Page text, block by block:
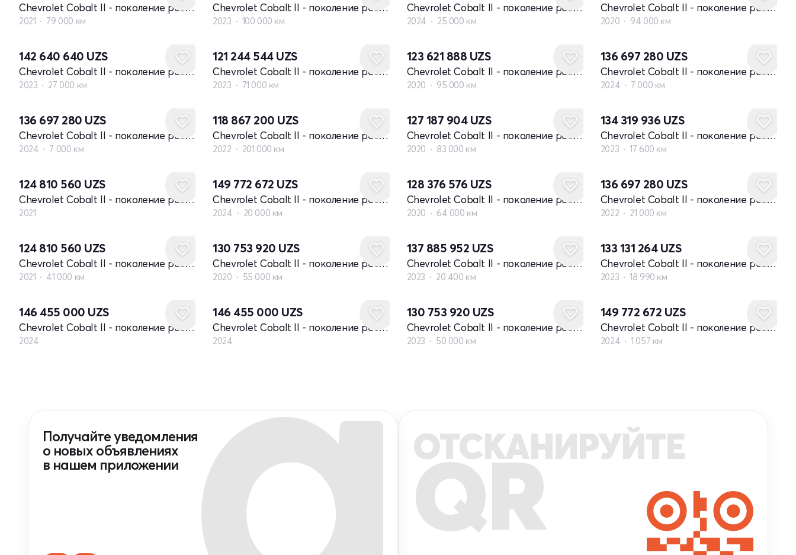
Chevrolet Cobalt II - поколение рестайлинг
2021 79 000 км
Chevrolet Cobalt II - поколение рестайлинг
2023 100 000 км
Chevrolet Cobalt II - поколение рестайлинг
2024 25 000 км
Chevrolet Cobalt II - поколение рестайлинг
2020 94 000 км
142 640 640 UZS
Chevrolet Cobalt II - поколение рестайлинг
2023 27 000 км
121 244 544 UZS
Chevrolet Cobalt II - поколение рестайлинг
2023 71 000 км
123 621 888 UZS
Chevrolet Cobalt II - поколение рестайлинг
2020 95 000 км
136 697 280 UZS
Chevrolet Cobalt II - поколение рестайлинг
2024 7 000 км
136 697 280 UZS
Chevrolet Cobalt II - поколение рестайлинг
2024 7 000 км
118 867 200 UZS
Chevrolet Cobalt II - поколение рестайлинг
2022 201 000 км
127 187 904 UZS
Chevrolet Cobalt II - поколение рестайлинг
2020 83 000 км
134 319 936 UZS
Chevrolet Cobalt II - поколение рестайлинг
2023 17 600 км
124 810 560 UZS
Chevrolet Cobalt II - поколение рестайлинг
2021
149 772 672 UZS
Chevrolet Cobalt II - поколение рестайлинг
2024 20 000 км
128 376 576 UZS
Chevrolet Cobalt II - поколение рестайлинг
2020 64 000 км
136 697 280 UZS
Chevrolet Cobalt II - поколение рестайлинг
2022 21 000 км
124 810 560 UZS
Chevrolet Cobalt II - поколение рестайлинг
2021 41 000 км
130 753 920 UZS
Chevrolet Cobalt II - поколение рестайлинг
2020 55 000 км
137 885 952 UZS
Chevrolet Cobalt II - поколение рестайлинг
2023 20 400 км
133 131 264 UZS
Chevrolet Cobalt II - поколение рестайлинг
2023 18 990 км
146 455 000 UZS
Chevrolet Cobalt II - поколение рестайлинг
2024
146 455 000 UZS
Chevrolet Cobalt II - поколение рестайлинг
2024
130 753 920 UZS
Chevrolet Cobalt II - поколение рестайлинг
2023 50 000 км
149 772 672 UZS
Chevrolet Cobalt II - поколение рестайлинг
2024 1 057 км
Получайте уведомления
о новых объявлениях
в нашем приложении
ОТСКАНИРУЙТЕ
QR